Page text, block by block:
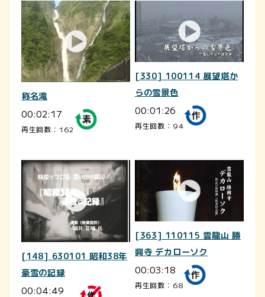
称名滝
00:02:17
再生回数：162
[330] 100114 展望塔か
らの雪景色
00:01:26
再生回数：94
[148] 630101 昭和38年
豪雪の記録
00:04:49
[363] 110115 雲龍山 勝
興寺 デカローソク
00:03:18
再生回数：68